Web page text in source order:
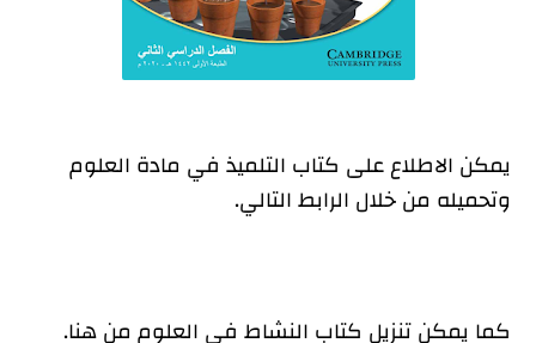
يمكن الاطلاع على كتاب التلميذ في مادة العلوم
وتحميله من خلال الرابط التالي.
كما يمكن تنزيل كتاب النشاط في العلوم من هنا.